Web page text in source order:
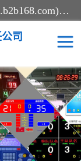
北京易彩通科技有限责任公司(2018ect.b2b168.com)主要提供陕西计时记分系统，全国统一热线：15611947915.北京易彩通科技有限责任公司有一支长期从事智能控制系统研发的高素质的队伍，具有嵌入式系统，视频系统、通信系统、网络系统，体育计时系统的知识和技能。强力打造体育比赛计时计分系统、智能升降旗系统、标准时钟系统、赛事编排及信息发布系统，为用户提供较新的，较廉价的，应用解决方案。
司
系统
钟系统
系统